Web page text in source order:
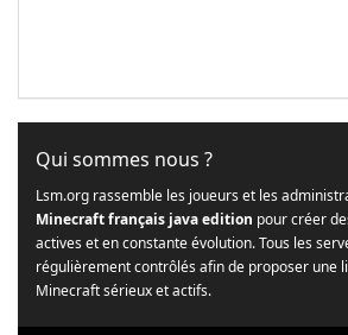
Qui sommes nous ?
Lsm.org rassemble les joueurs et les
Minecraft français java edition pour créer
actives et en constante évolution. Tous les
régulièrement contrôlés afin de proposer une
Minecraft sérieux et actifs.